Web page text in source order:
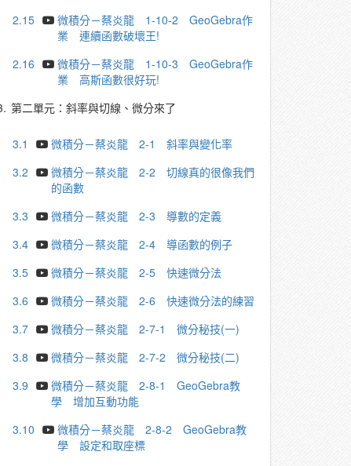
2.15
微積分－蔡炎龍 1-10-2 GeoGebra作
業 連續函數破壞王!
2.16
微積分－蔡炎龍 1-10-3 GeoGebra作
業 高斯函數很好玩!
第二單元：斜率與切線、微分來了
3.1
微積分－蔡炎龍 2-1 斜率與變化率
3.2
微積分－蔡炎龍 2-2 切線真的很像我們
的函數
3.3
微積分－蔡炎龍 2-3 導數的定義
3.4
微積分－蔡炎龍 2-4 導函數的例子
3.5
微積分－蔡炎龍 2-5 快速微分法
3.6
微積分－蔡炎龍 2-6 快速微分法的練習
3.7
微積分－蔡炎龍 2-7-1 微分秘技(一)
3.8
微積分－蔡炎龍 2-7-2 微分秘技(二)
3.9
微積分－蔡炎龍 2-8-1 GeoGebra教
學 增加互動功能
3.10
微積分－蔡炎龍 2-8-2 GeoGebra教
學 設定和取座標